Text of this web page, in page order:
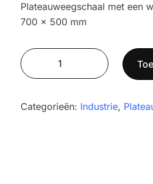
Plateauweegschaal met een
700 x 500 mm
RADWAG
C315.150.C3.K
Categorieën: Industrie,